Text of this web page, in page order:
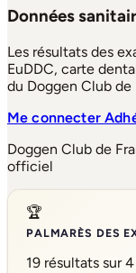
Données
Les résultats des
EuDDC, carte
du Doggen Club
Me connecter
Doggen Club de
officiel
🏆
PALMARÈS DES
19 résultats sur